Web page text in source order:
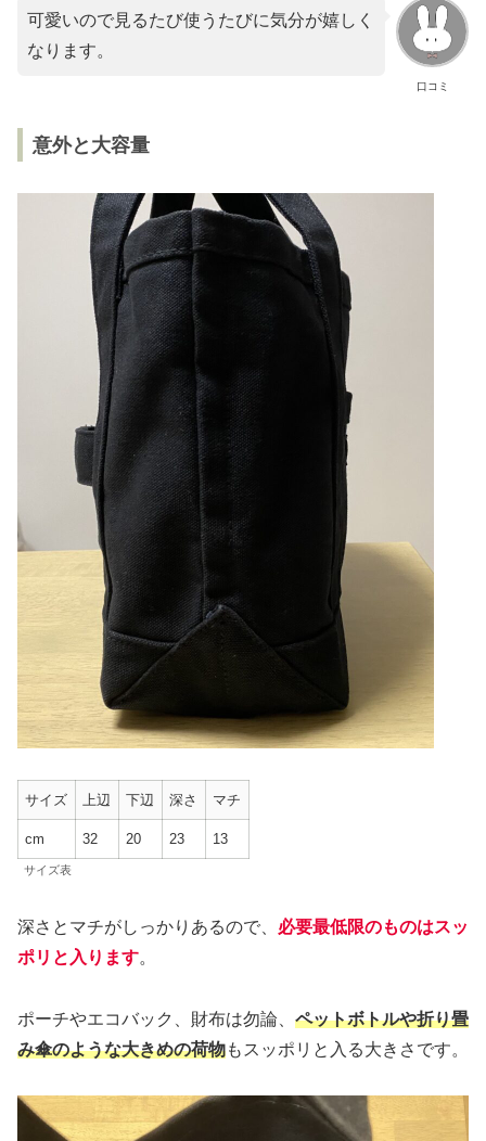
口コミ
可愛いので見るたび使うたびに気分が嬉しく
なります。
意外と大容量
サイズ 上辺 下辺 深さ マチ
cm 32 20 23 13
サイズ表
深さとマチがしっかりあるので、 必要最低限のものはスッ
ポリと入ります。
ポーチやエコバック、財布は勿論、 ペットボトルや折り畳
み傘のような大きめの荷物もスッポリと入る大きさです。